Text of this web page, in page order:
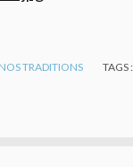
NOS TRADITIONS TAGS :